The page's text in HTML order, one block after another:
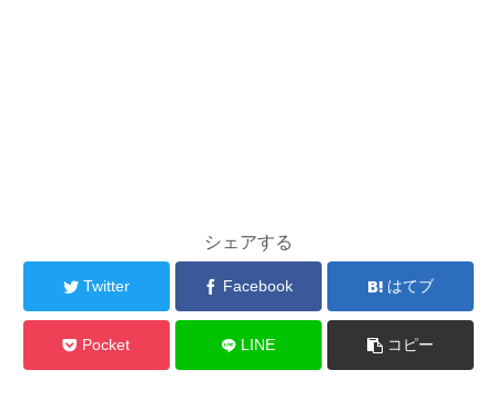
シェアする
Twitter Facebook はてブ
Pocket LINE コピー